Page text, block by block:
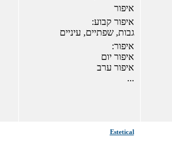
איפור
איפור קבוע:
גבות, שפתיים, עיניים
איפור:
איפור יום
איפור ערב
...
Estetical